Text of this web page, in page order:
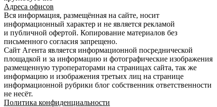
Адреса офисов
Вся информация, размещённая на сайте, носит
информационный характер и не является рекламой
и публичной офертой. Копирование материалов без
письменного согласия запрещено.
Сайт Агента является информационной посреднической
площадкой и за информацию и фотографические изображения
размещенную туроператорами на страницах сайта, так же
информацию и изображения третьих лиц на странице
информационной рубрики блог собственник ответственности
не несёт.
Политика конфиденциальности